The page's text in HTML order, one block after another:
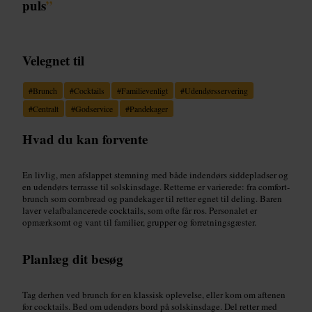
puls”
Velegnet til
#Brunch #Cocktails #Familievenligt #Udendørsservering
#Centralt #Godservice #Pandekager
Hvad du kan forvente
En livlig, men afslappet stemning med både indendørs siddepladser og
en udendørs terrasse til solskinsdage. Retterne er varierede: fra comfort-
brunch som cornbread og pandekager til retter egnet til deling. Baren
laver velafbalancerede cocktails, som ofte får ros. Personalet er
opmærksomt og vant til familier, grupper og forretningsgæster.
Planlæg dit besøg
Tag derhen ved brunch for en klassisk oplevelse, eller kom om aftenen
for cocktails. Bed om udendørs bord på solskinsdage. Del retter med